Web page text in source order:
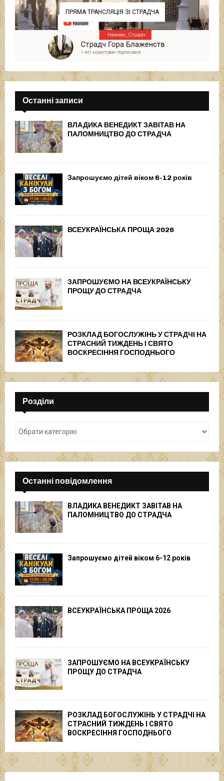
ПРЯМА ТРАНСЛЯЦІЯ ЗІ СТРАДЧА
Останні записи
ВЛАДИКА ВЕНЕДИКТ ЗАВІТАВ НА
ПАЛОМНИЦТВО ДО СТРАДЧА
Запрошуємо дітей віком 6-12 років
ВСЕУКРАЇНСЬКА ПРОЩА 2026
ЗАПРОШУЄМО НА ВСЕУКРАЇНСЬКУ
ПРОЩУ ДО СТРАДЧА
РОЗКЛАД БОГОСЛУЖІНЬ У СТРАДЧІ НА
СТРАСНИЙ ТИЖДЕНЬ І СВЯТО
ВОСКРЕСІННЯ ГОСПОДНЬОГО
Розділи
Останні повідомлення
ВЛАДИКА ВЕНЕДИКТ ЗАВІТАВ НА
ПАЛОМНИЦТВО ДО СТРАДЧА
Запрошуємо дітей віком 6-12 років
ВСЕУКРАЇНСЬКА ПРОЩА 2026
ЗАПРОШУЄМО НА ВСЕУКРАЇНСЬКУ
ПРОЩУ ДО СТРАДЧА
РОЗКЛАД БОГОСЛУЖІНЬ У СТРАДЧІ НА
СТРАСНИЙ ТИЖДЕНЬ І СВЯТО
ВОСКРЕСІННЯ ГОСПОДНЬОГО